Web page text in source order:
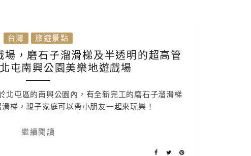
台灣 旅遊景點
場，磨石子溜滑梯及半透明的超高管
屯南興公園美樂地遊戲場
北屯區的南興公園內，有全新完工的磨石子溜滑梯
梯，親子家庭可以帶小朋友一起來玩樂！
繼續閱讀